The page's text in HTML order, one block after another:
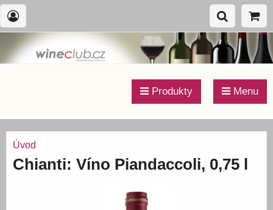
Produkty Menu
Úvod
Chianti: Víno Piandaccoli, 0,75 l